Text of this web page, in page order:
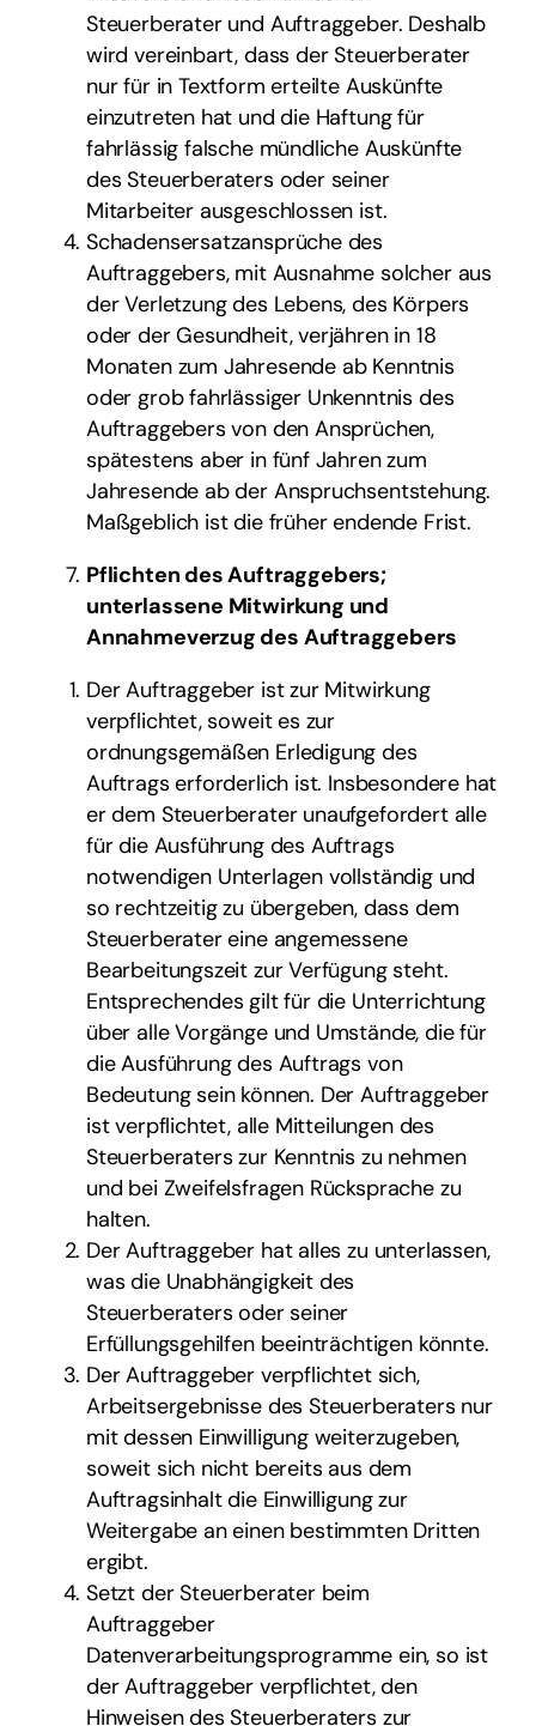
Steuerberater und Auftraggeber. Deshalb
wird vereinbart, dass der Steuerberater
nur für in Textform erteilte Auskünfte
einzutreten hat und die Haftung für
fahrlässig falsche mündliche Auskünfte
des Steuerberaters oder seiner
Mitarbeiter ausgeschlossen ist.
Schadensersatzansprüche des
Auftraggebers, mit Ausnahme solcher aus
der Verletzung des Lebens, des Körpers
oder der Gesundheit, verjähren in 18
Monaten zum Jahresende ab Kenntnis
oder grob fahrlässiger Unkenntnis des
Auftraggebers von den Ansprüchen,
spätestens aber in fünf Jahren zum
Jahresende ab der Anspruchsentstehung.
Maßgeblich ist die früher endende Frist.
Pflichten des Auftraggebers;
unterlassene Mitwirkung und
Annahmeverzug des Auftraggebers
Der Auftraggeber ist zur Mitwirkung
verpflichtet, soweit es zur
ordnungsgemäßen Erledigung des
Auftrags erforderlich ist. Insbesondere hat
er dem Steuerberater unaufgefordert alle
für die Ausführung des Auftrags
notwendigen Unterlagen vollständig und
so rechtzeitig zu übergeben, dass dem
Steuerberater eine angemessene
Bearbeitungszeit zur Verfügung steht.
Entsprechendes gilt für die Unterrichtung
über alle Vorgänge und Umstände, die für
die Ausführung des Auftrags von
Bedeutung sein können. Der Auftraggeber
ist verpflichtet, alle Mitteilungen des
Steuerberaters zur Kenntnis zu nehmen
und bei Zweifelsfragen Rücksprache zu
halten.
Der Auftraggeber hat alles zu unterlassen,
was die Unabhängigkeit des
Steuerberaters oder seiner
Erfüllungsgehilfen beeinträchtigen könnte.
Der Auftraggeber verpflichtet sich,
Arbeitsergebnisse des Steuerberaters nur
mit dessen Einwilligung weiterzugeben,
soweit sich nicht bereits aus dem
Auftragsinhalt die Einwilligung zur
Weitergabe an einen bestimmten Dritten
ergibt.
Setzt der Steuerberater beim
Auftraggeber
Datenverarbeitungsprogramme ein, so ist
der Auftraggeber verpflichtet, den
Hinweisen des Steuerberaters zur